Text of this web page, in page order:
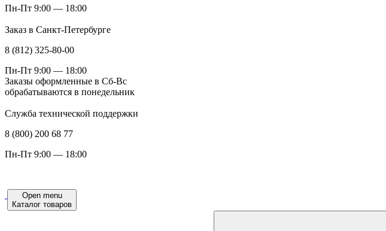
Пн-Пт 9:00 — 18:00
Заказ в Санкт-Петербурге
8 (812) 325-80-00
Пн-Пт 9:00 — 18:00
Заказы оформленные в Сб-Вс
обрабатываются в понедельник
Служба технической поддержки
8 (800) 200 68 77
Пн-Пт 9:00 — 18:00
Open menu
Каталог товаров